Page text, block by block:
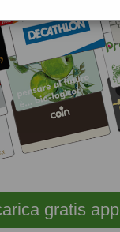
gratis app